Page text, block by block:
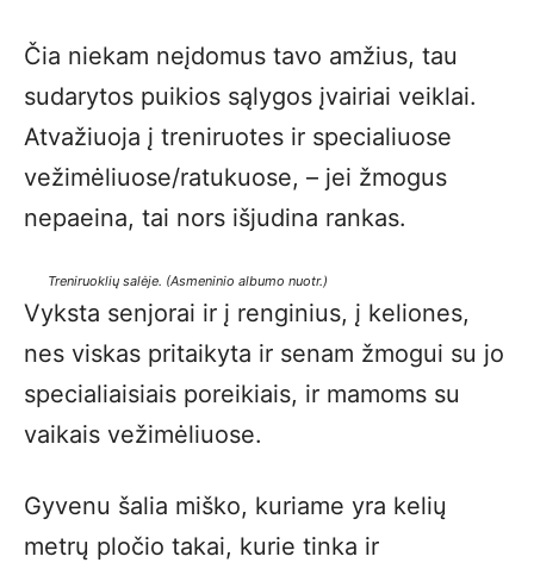
Čia niekam neįdomus tavo amžius, tau
sudarytos puikios sąlygos įvairiai veiklai.
Atvažiuoja į treniruotes ir specialiuose
vežimėliuose/ratukuose, – jei žmogus
nepaeina, tai nors išjudina rankas.
Treniruoklių salėje. (Asmeninio albumo nuotr.)
Vyksta senjorai ir į renginius, į keliones,
nes viskas pritaikyta ir senam žmogui su jo
specialiaisiais poreikiais, ir mamoms su
vaikais vežimėliuose.
Gyvenu šalia miško, kuriame yra kelių
metrų pločio takai, kurie tinka ir